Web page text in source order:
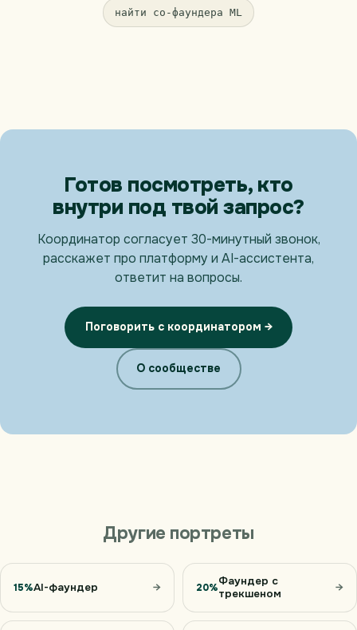
найти со-фаундера ML
Готов посмотреть, кто
внутри под твой запрос?
Координатор согласует 30-минутный звонок,
расскажет про платформу и AI-ассистента,
ответит на вопросы.
Поговорить с координатором →
О сообществе
Другие портреты
15%AI-фаундер → 20%Фаундер с
трекшеном
→